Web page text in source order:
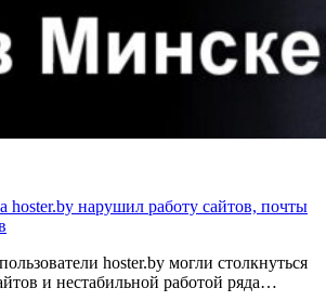
hoster.by нарушил работу сайтов, почты
hoster.by могли столкнуться
и нестабильной работой ряда…